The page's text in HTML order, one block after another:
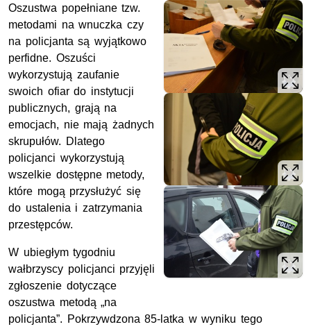
Oszustwa popełniane tzw.
metodami na wnuczka czy
na policjanta są wyjątkowo
perfidne. Oszuści
wykorzystują zaufanie
swoich ofiar do instytucji
publicznych, grają na
emocjach, nie mają żadnych
skrupułów. Dlatego
policjanci wykorzystują
wszelkie dostępne metody,
które mogą przysłużyć się
do ustalenia i zatrzymania
przestępców.
W ubiegłym tygodniu
wałbrzyscy policjanci przyjęli
zgłoszenie dotyczące
oszustwa metodą „na
policjanta”. Pokrzywdzona 85-latka w wyniku tego